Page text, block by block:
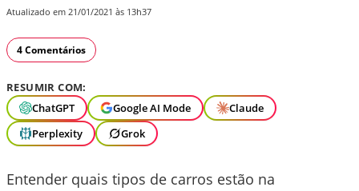
Atualizado em 21/01/2021 às 13h37
4 Comentários
RESUMIR COM:
ChatGPT
Google AI Mode
Claude
Perplexity
Grok
Entender quais tipos de carros estão na